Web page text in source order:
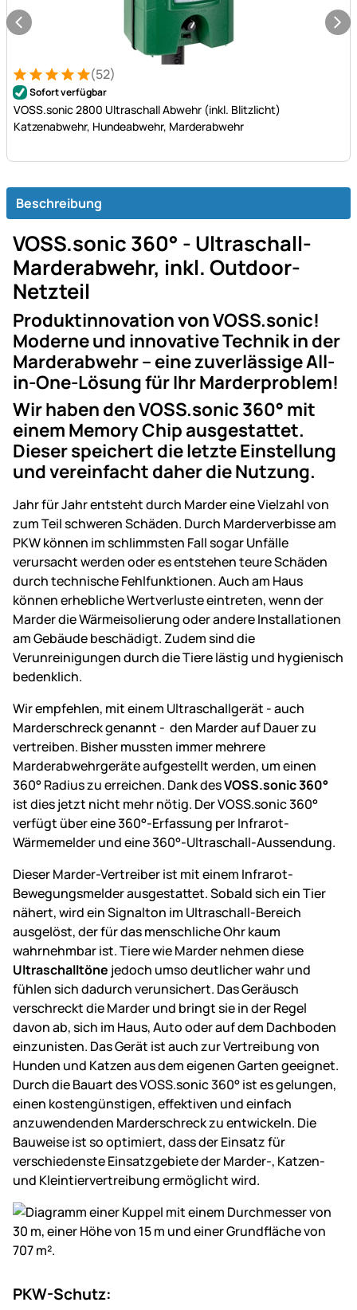
Bewertung: 5 von 5 (52 Bewertungen)
52 Bewertungen
(52)
Sofort verfügbar
VOSS.sonic 2800 Ultraschall Abwehr (inkl. Blitzlicht)
Katzenabwehr, Hundeabwehr, Marderabwehr
Beschreibung
VOSS.sonic 360° - Ultraschall-
Marderabwehr, inkl. Outdoor-
Netzteil
Produktinnovation von VOSS.sonic!
Moderne und innovative Technik in der
Marderabwehr – eine zuverlässige All-
in-One-Lösung für Ihr Marderproblem!
Wir haben den VOSS.sonic 360° mit
einem Memory Chip ausgestattet.
Dieser speichert die letzte Einstellung
und vereinfacht daher die Nutzung.
Jahr für Jahr entsteht durch Marder eine Vielzahl von
zum Teil schweren Schäden. Durch Marderverbisse am
PKW können im schlimmsten Fall sogar Unfälle
verursacht werden oder es entstehen teure Schäden
durch technische Fehlfunktionen. Auch am Haus
können erhebliche Wertverluste eintreten, wenn der
Marder die Wärmeisolierung oder andere Installationen
am Gebäude beschädigt. Zudem sind die
Verunreinigungen durch die Tiere lästig und hygienisch
bedenklich.
Wir empfehlen, mit einem Ultraschallgerät - auch
Marderschreck genannt - den Marder auf Dauer zu
vertreiben. Bisher mussten immer mehrere
Marderabwehrgeräte aufgestellt werden, um einen
360° Radius zu erreichen. Dank desVOSS.sonic 360°
ist dies jetzt nicht mehr nötig. Der VOSS.sonic 360°
verfügt über eine 360°-Erfassung per Infrarot-
Wärmemelder und eine 360°-Ultraschall-Aussendung.
Dieser Marder-Vertreiber ist mit einem Infrarot-
Bewegungsmelder ausgestattet. Sobald sich ein Tier
nähert, wird ein Signalton im Ultraschall-Bereich
ausgelöst, der für das menschliche Ohr kaum
wahrnehmbar ist. Tiere wie Marder nehmen diese
Ultraschalltöne jedoch umso deutlicher wahr und
fühlen sich dadurch verunsichert. Das Geräusch
verschreckt die Marder und bringt sie in der Regel
davon ab, sich im Haus, Auto oder auf dem Dachboden
einzunisten. Das Gerät ist auch zur Vertreibung von
Hunden und Katzen aus dem eigenen Garten geeignet.
Durch die Bauart des VOSS.sonic 360° ist es gelungen,
einen kostengünstigen, effektiven und einfach
anzuwendenden Marderschreck zu entwickeln. Die
Bauweise ist so optimiert, dass der Einsatz für
verschiedenste Einsatzgebiete der Marder-, Katzen-
und Kleintiervertreibung ermöglicht wird.
PKW-Schutz: